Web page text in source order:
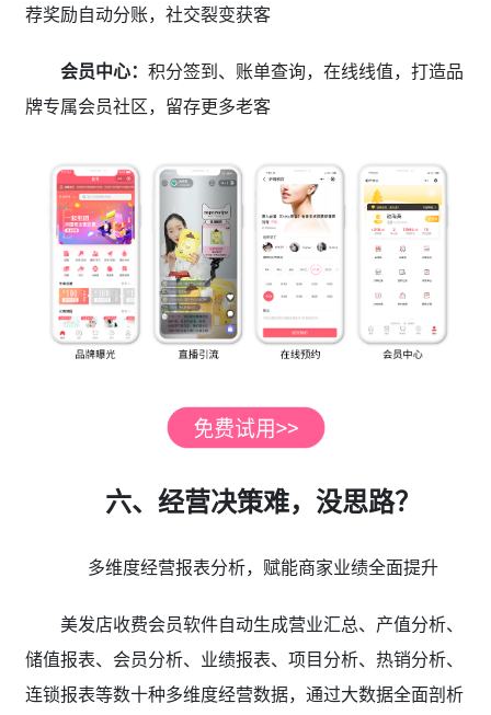
荐奖励自动分账，社交裂变获客
会员中心： 积分签到、账单查询，在线线值，打造品
牌专属会员社区，留存更多老客
六、经营决策难，没思路？
多维度经营报表分析，赋能商家业绩全面提升
美发店收费会员软件自动生成营业汇总、产值分析、
储值报表、会员分析、业绩报表、项目分析、热销分析、
连锁报表等数十种多维度经营数据，通过大数据全面剖析